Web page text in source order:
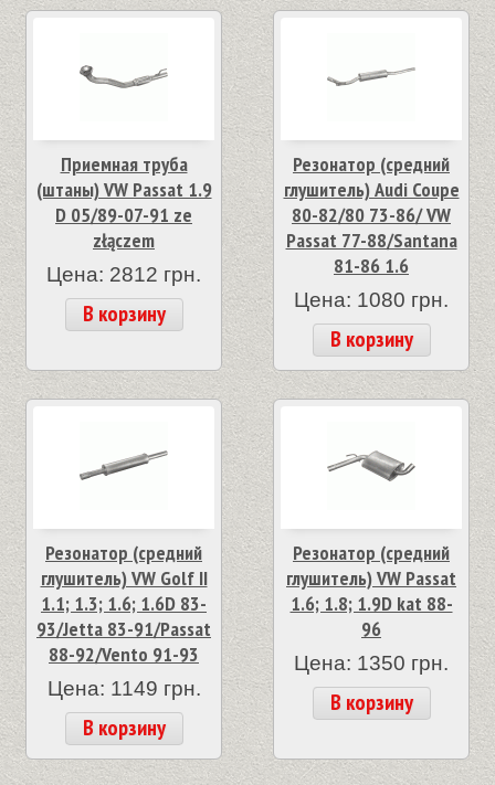
Приемная труба
(штаны) VW Passat 1.9
D 05/89-07-91 ze
złączem
Цена: 2812 грн.
В корзину
Резонатор (средний
глушитель) Audi Coupe
80-82/80 73-86/ VW
Passat 77-88/Santana
81-86 1.6
Цена: 1080 грн.
В корзину
Резонатор (средний
глушитель) VW Golf II
1.1; 1.3; 1.6; 1.6D 83-
93/Jetta 83-91/Passat
88-92/Vento 91-93
Цена: 1149 грн.
В корзину
Резонатор (средний
глушитель) VW Passat
1.6; 1.8; 1.9D kat 88-
96
Цена: 1350 грн.
В корзину